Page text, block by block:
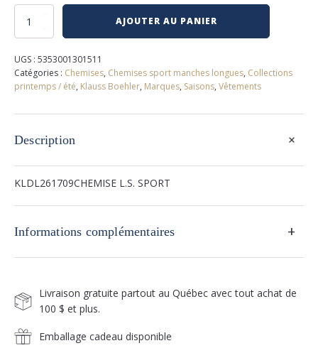
quantité
extensible
klauss
AJOUTER AU PANIER
UGS : 5353001301511
Catégories : Chemises, Chemises sport manches longues, Collections
printemps / été, Klauss Boehler, Marques, Saisons, Vêtements
Description +
KLDL261709CHEMISE L.S. SPORT
Informations complémentaires +
Livraison gratuite partout au Québec avec tout achat de
100 $ et plus.
Emballage cadeau disponible